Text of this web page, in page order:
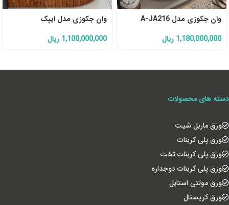
وان جکوزی مدل A-JA216
1,180,000,000 ریال
وان جکوزی مدل ایپک
1,100,000,000 ریال
دسته های محصولات
ورق ماربل شیت
ورق پلی کربنات
ورق پلی کربنات تخت
ورق پلی کربنات دوجداره
ورق مولتی استایل
ورق کریستال